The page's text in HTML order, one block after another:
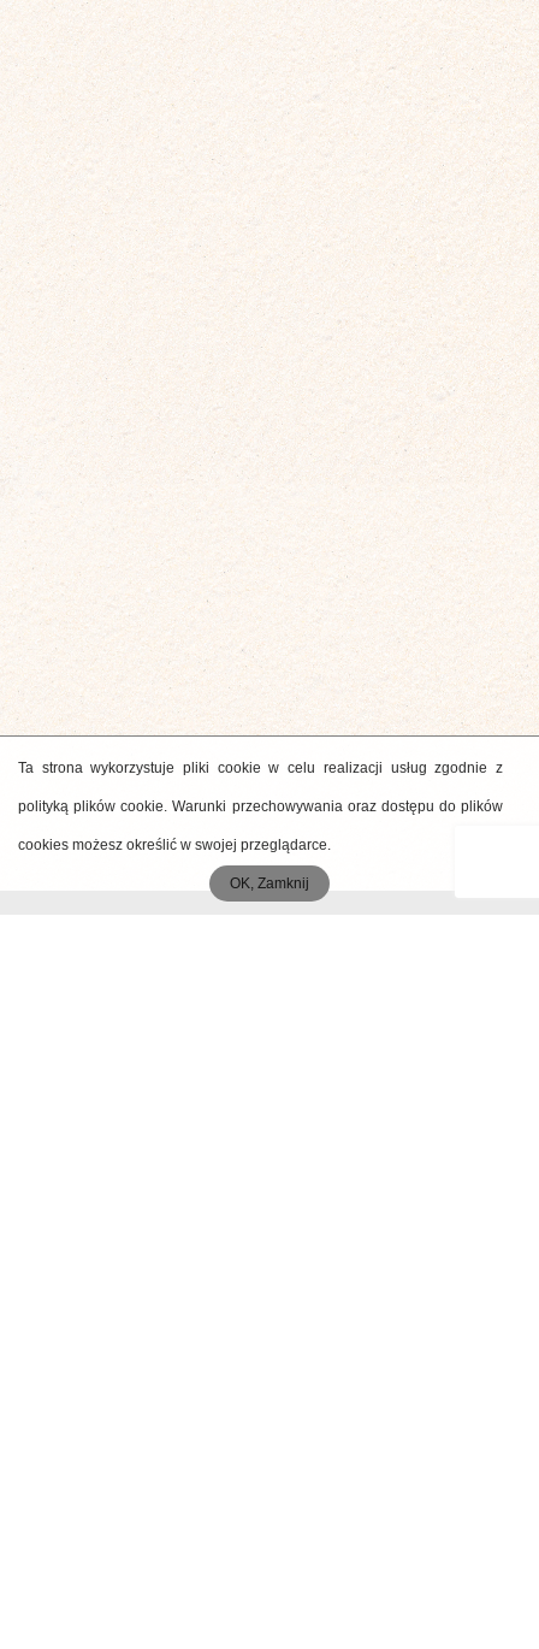
Ta strona wykorzystuje pliki cookie w celu realizacji usług zgodnie z
polityką plików cookie. Warunki przechowywania oraz dostępu do plików
cookies możesz określić w swojej przeglądarce.
OK, Zamknij